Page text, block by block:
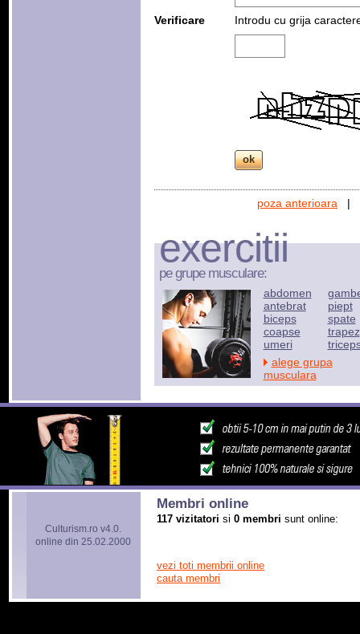
Verificare Introdu cu grija
poza anterioara |
exercitii
pe grupe musculare:
abdomen
antebrat
biceps
coapse
umeri
piept
spate
trapez
alege grupa
musculara
Culturism.ro v4.0.
online din 25.02.2000
Membri online
117 vizitatori si 0 membri sunt online:
vezi toti membrii online
cauta membri